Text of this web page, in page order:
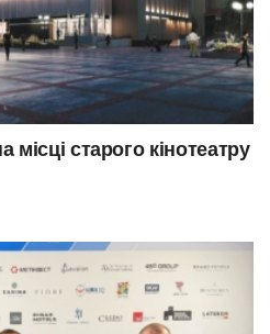
старого кінотеатру